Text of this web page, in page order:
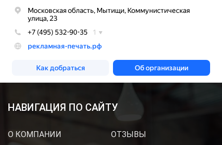
НАВИГАЦИЯ ПО САЙТУ
О КОМПАНИИ
ОТЗЫВЫ